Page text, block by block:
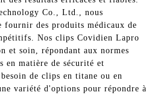
Co., Ltd., nous
fournir des produits médicaux de
Nos clips Covidien Lapro
et soin, répondant aux normes
en matière de sécurité et
de clips en titane ou en
variété d'options pour répondre à